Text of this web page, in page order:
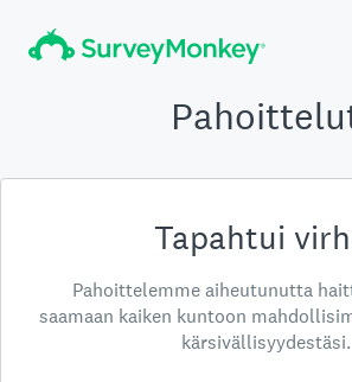
Tapahtui
Pahoittelemme aiheutunutta
saamaan kaiken kuntoon
kärsivällisyydestäsi.